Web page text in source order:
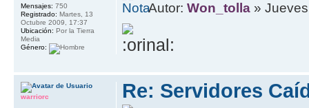
Autor:Won_tolla »
Mensajes: 750
Registrado: Martes, 13
Octubre 2009, 17:37
Ubicación: Por la Tierra
Media
Género:
Re: Servidores
warriorc